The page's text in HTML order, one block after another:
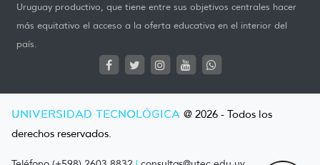
Uruguay productivo, que tiene entre sus objetivos centrales hacer
más equitativo el acceso a la oferta educativa en el interior del
país.
UNIVERSIDAD TECNOLÓGICA @ 2026 - Todos los
derechos reservados.